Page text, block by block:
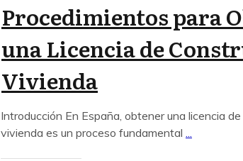
Procedimientos para
una Licencia de
Vivienda
Introducción En España, obtener una licencia
vivienda es un proceso fundamental ...